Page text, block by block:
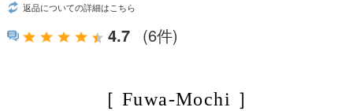
返品についての詳細はこちら
4.7 (6件)
［ Fuwa-Mochi ］